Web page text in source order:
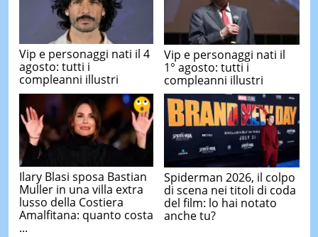
Vip e personaggi nati il 4
agosto: tutti i
compleanni illustri
Vip e personaggi nati il
1° agosto: tutti i
compleanni illustri
Ilary Blasi sposa Bastian
Muller in una villa extra
lusso della Costiera
Amalfitana: quanto costa
...
Spiderman 2026, il colpo
di scena nei titoli di coda
del film: lo hai notato
anche tu?